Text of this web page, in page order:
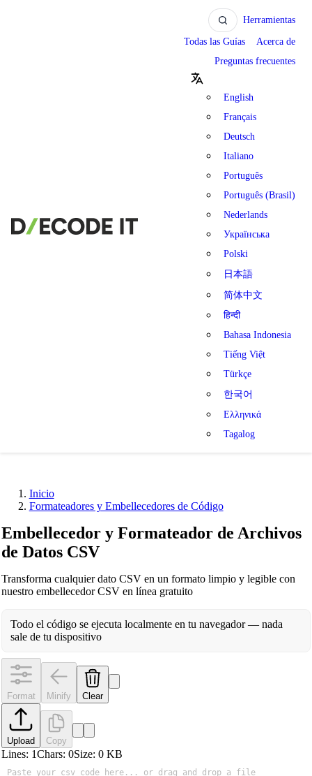
Herramientas
Todas las Guías
Acerca de
Preguntas frecuentes
English
Français
Deutsch
Italiano
Português
Português (Brasil)
Nederlands
Українська
Polski
日本語
简体中文
हिन्दी
Bahasa Indonesia
Tiếng Việt
Türkçe
한국어
Ελληνικά
Tagalog
Inicio
Formateadores y Embellecedores de Código
Embellecedor y Formateador de Archivos
de Datos CSV
Transforma cualquier dato CSV en un formato limpio y legible con
nuestro embellecedor CSV en línea gratuito
Todo el código se ejecuta localmente en tu navegador — nada
sale de tu dispositivo
Format Minify Clear
Upload Copy
Lines: 1Chars: 0Size: 0KB